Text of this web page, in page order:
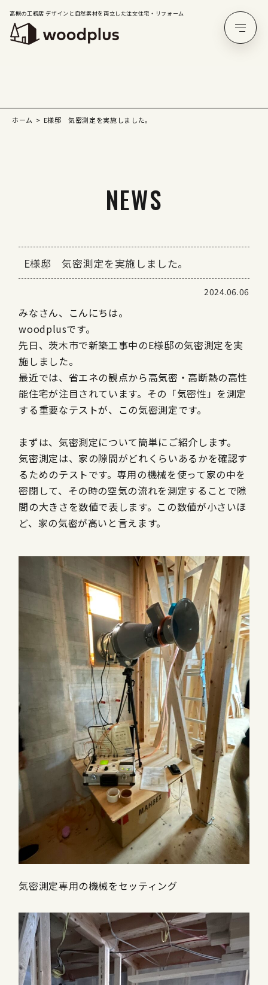
高槻の工務店 デザインと自然素材を両立した注文住宅・リフォーム
ホーム E様邸 気密測定を実施しました。
NEWS
E様邸 気密測定を実施しました。
2024.06.06
みなさん、こんにちは。
woodplusです。
先日、茨木市で新築工事中のE様邸の気密測定を実
施しました。
最近では、省エネの観点から高気密・高断熱の高性
能住宅が注目されています。その「気密性」を測定
する重要なテストが、この気密測定です。
まずは、気密測定について簡単にご紹介します。
気密測定は、家の隙間がどれくらいあるかを確認す
るためのテストです。専用の機械を使って家の中を
密閉して、その時の空気の流れを測定することで隙
間の大きさを数値で表します。この数値が小さいほ
ど、家の気密が高いと言えます。
気密測定専用の機械をセッティング